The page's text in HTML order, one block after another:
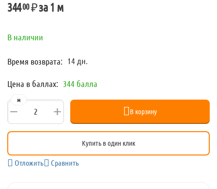
34400₽за 1 м
В наличии
Время возврата: 14 дн.
Цена в баллах: 344 балла
+
−
м
В корзину
Купить в один клик
Отложить Сравнить